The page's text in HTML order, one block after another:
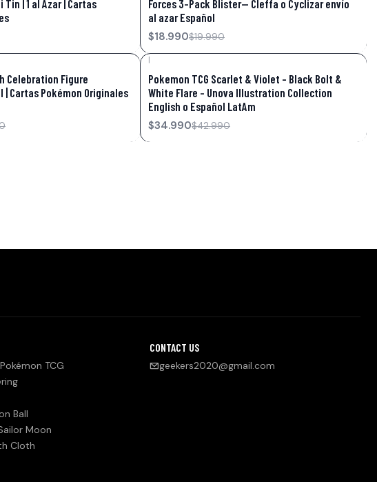
| 1 al Azar | Cartas
Forces 3-Pack Blister— Cleffa o Cyclizar envío
al azar Español
$18.990$19.990
Celebration Figure
| Cartas Pokémon Originales
|
Pokemon TCG Scarlet & Violet – Black Bolt &
White Flare – Unova Illustration Collection
English o Español LatAm
$34.990$42.990
TCG
Ball
Moon
Cloth
CONTACT US
geekers2020@gmail.com